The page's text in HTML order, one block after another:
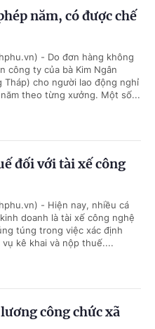
năm, có được chế
- Do đơn hàng không
công ty của bà Kim Ngân
Tháp) cho người lao động nghỉ
theo từng xưởng. Một số...
đối với tài xế công
- Hiện nay, nhiều cá
doanh là tài xế công nghệ
túng trong việc xác định
vụ kê khai và nộp thuế....
công chức xã